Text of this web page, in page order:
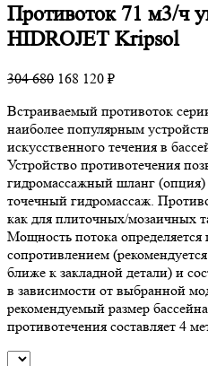
Противоток 71 м3/ч
HIDROJET Kripsol
304 680 168 120 ₽
Встраиваемый противоток
наиболее популярным
искусственного течения в
Устройство противотечения
гидромассажный шланг
точечный гидромассаж.
как для плиточных/мозаичных
Мощность потока определяется
сопротивлением
ближе к закладной детали) и
в зависимости от выбранной
рекомендуемый размер
противотечения составляет 4